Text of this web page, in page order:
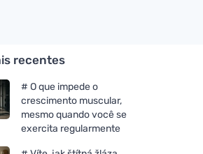
recentes
# O que impede o
crescimento muscular,
mesmo quando você se
exercita regularmente